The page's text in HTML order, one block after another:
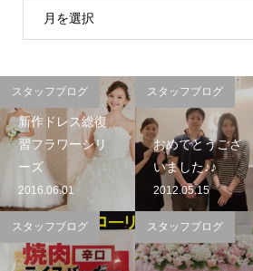
月を選択
新作ドレス総復
習フラワーシリ
ーズ
2016.06.01
スタッフブログ
おめでとうござ
いました♪♪
2012.05.15
スタッフブログ
スタッフブログ スタッフブログ